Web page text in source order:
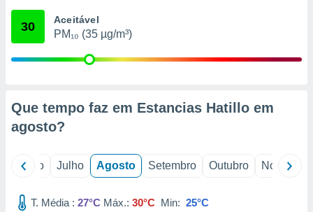
através
30 Aceitável
PM₁₀ (35 µg/m³)
Que tempo faz em Estancias Hatillo em
agosto?
Junho Julho Agosto Setembro Outubro Novembro
T. Média : 27°C Máx.: 30°C Min: 25°C